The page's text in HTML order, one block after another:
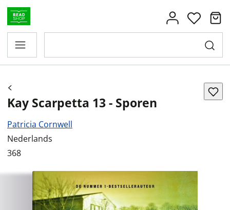
Kay Scarpetta 13 - Sporen
Patricia Cornwell
Nederlands
368